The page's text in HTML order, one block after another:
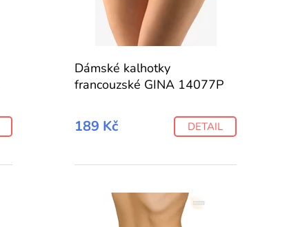
Dámské kalhotky
francouzské GINA 14077P
189 Kč DETAIL